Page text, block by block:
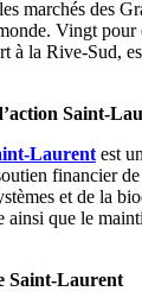
marchés des
Vingt
à la Rive-Sud,
Saint-
Laurent est
financier
et de la
ainsi que le
Saint-Laurent